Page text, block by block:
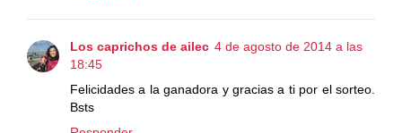
Los caprichos de ailec 4 de agosto de 2014 a las
18:45
Felicidades a la ganadora y gracias a ti por el sorteo.
Bsts